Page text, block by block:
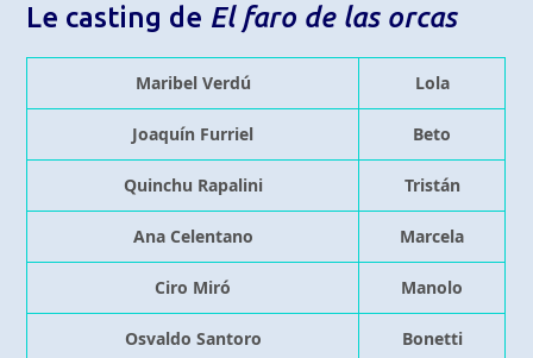
Le casting de El faro de las orcas
Maribel Verdú Lola
Joaquín Furriel Beto
Quinchu Rapalini Tristán
Ana Celentano Marcela
Ciro Miró Manolo
Osvaldo Santoro Bonetti